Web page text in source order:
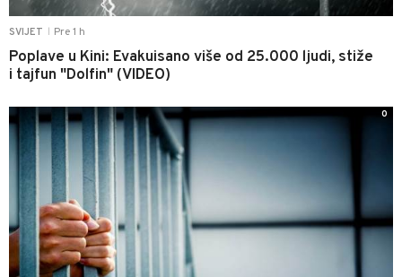
SVIJET Pre 1 h
Poplave u Kini: Evakuisano više od 25.000 ljudi, stiže
i tajfun "Dolfin" (VIDEO)
0